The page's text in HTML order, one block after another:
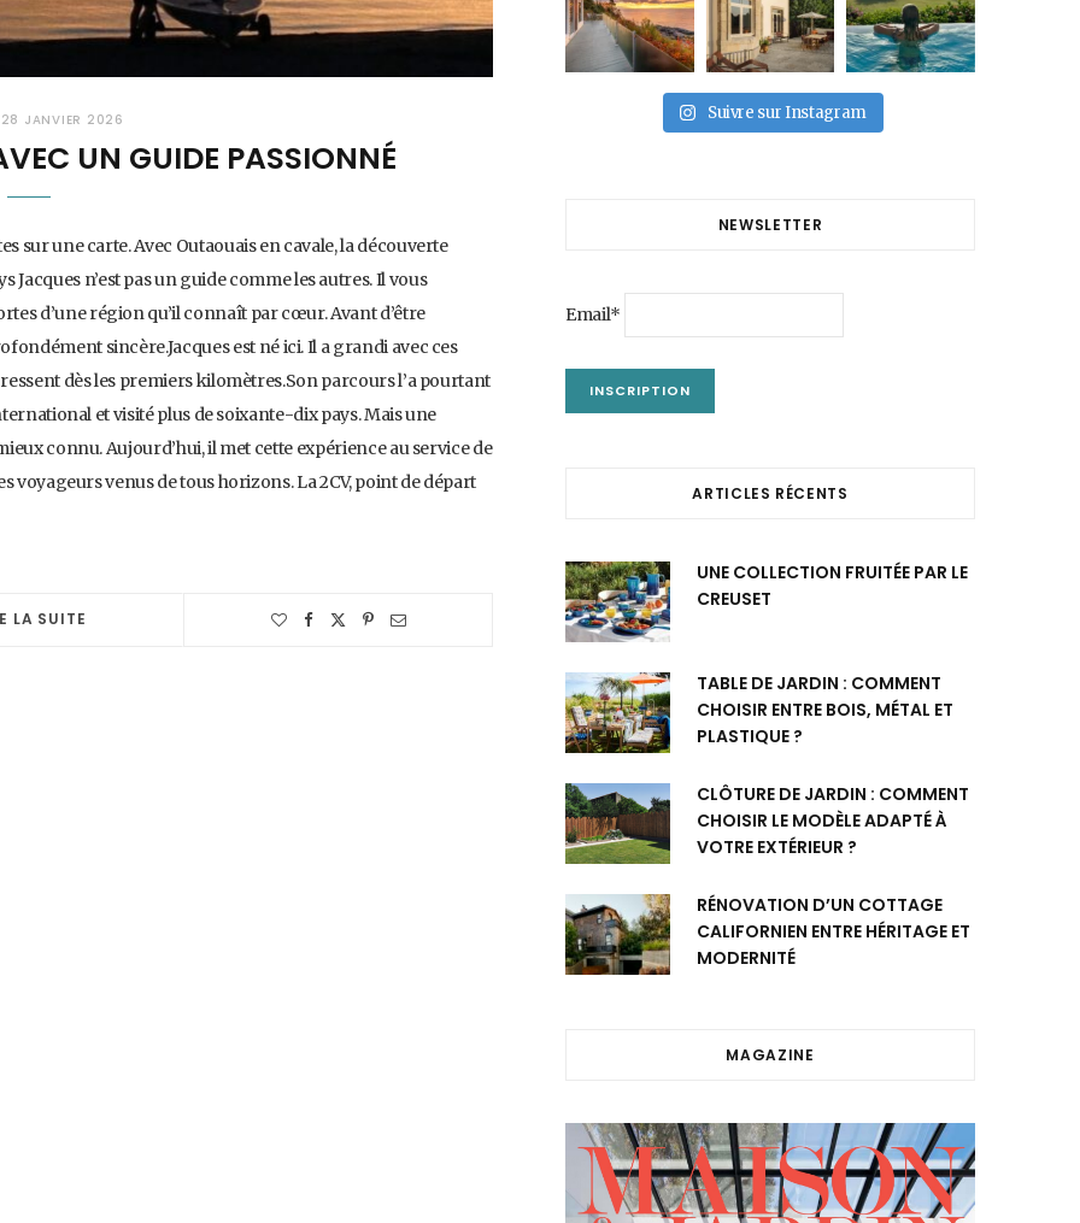
28 JANVIER 2026
UN GUIDE PASSIONNÉ
sur une carte. Avec Outaouais en cavale, la découverte
n’est pas un guide comme les autres. Il vous
d’une région qu’il connaît par cœur. Avant d’être
sincère.Jacques est né ici. Il a grandi avec ces
dès les premiers kilomètres.Son parcours l’a pourtant
et visité plus de soixante-dix pays. Mais une
connu. Aujourd’hui, il met cette expérience au service de
venus de tous horizons. La 2CV, point de départ
LA SUITE
Suivre sur Instagram
NEWSLETTER
Email*
ARTICLES RÉCENTS
UNE COLLECTION FRUITÉE PAR LE
CREUSET
TABLE DE JARDIN : COMMENT
CHOISIR ENTRE BOIS, MÉTAL ET
PLASTIQUE ?
CLÔTURE DE JARDIN : COMMENT
CHOISIR LE MODÈLE ADAPTÉ À
VOTRE EXTÉRIEUR ?
RÉNOVATION D’UN COTTAGE
CALIFORNIEN ENTRE HÉRITAGE ET
MODERNITÉ
MAGAZINE